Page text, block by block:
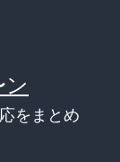
をまとめ